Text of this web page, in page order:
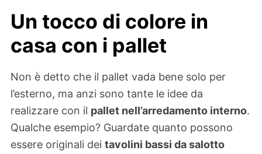
Un tocco di colore in
casa con i pallet
Non è detto che il pallet vada bene solo per
l’esterno, ma anzi sono tante le idee da
realizzare con il pallet nell’arredamento interno.
Qualche esempio? Guardate quanto possono
essere originali dei tavolini bassi da salotto